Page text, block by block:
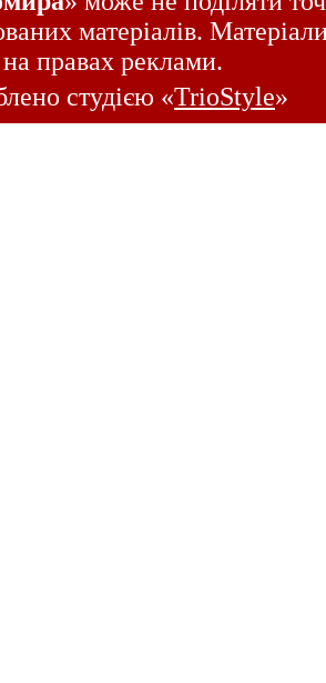
матеріалів.
правах реклами.
студією «TrioStyle»